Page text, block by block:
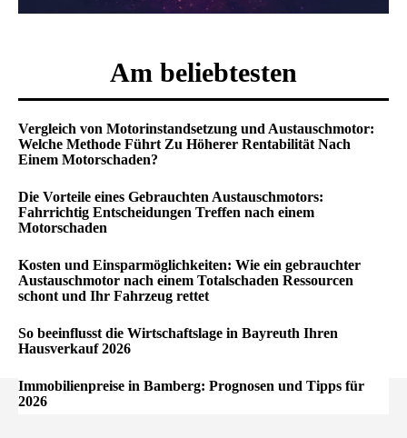
Am beliebtesten
Vergleich von Motorinstandsetzung und Austauschmotor:
Welche Methode Führt Zu Höherer Rentabilität Nach
Einem Motorschaden?
Die Vorteile eines Gebrauchten Austauschmotors:
Fahrrichtig Entscheidungen Treffen nach einem
Motorschaden
Kosten und Einsparmöglichkeiten: Wie ein gebrauchter
Austauschmotor nach einem Totalschaden Ressourcen
schont und Ihr Fahrzeug rettet
So beeinflusst die Wirtschaftslage in Bayreuth Ihren
Hausverkauf 2026
Immobilienpreise in Bamberg: Prognosen und Tipps für
2026